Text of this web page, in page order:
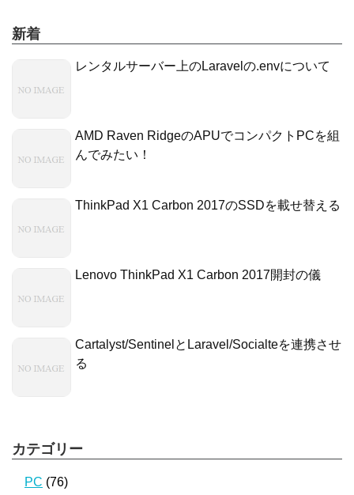
新着
レンタルサーバー上のLaravelの.envについて
AMD Raven RidgeのAPUでコンパクトPCを組
んでみたい！
ThinkPad X1 Carbon 2017のSSDを載せ替える
Lenovo ThinkPad X1 Carbon 2017開封の儀
Cartalyst/SentinelとLaravel/Socialteを連携させ
る
カテゴリー
PC (76)